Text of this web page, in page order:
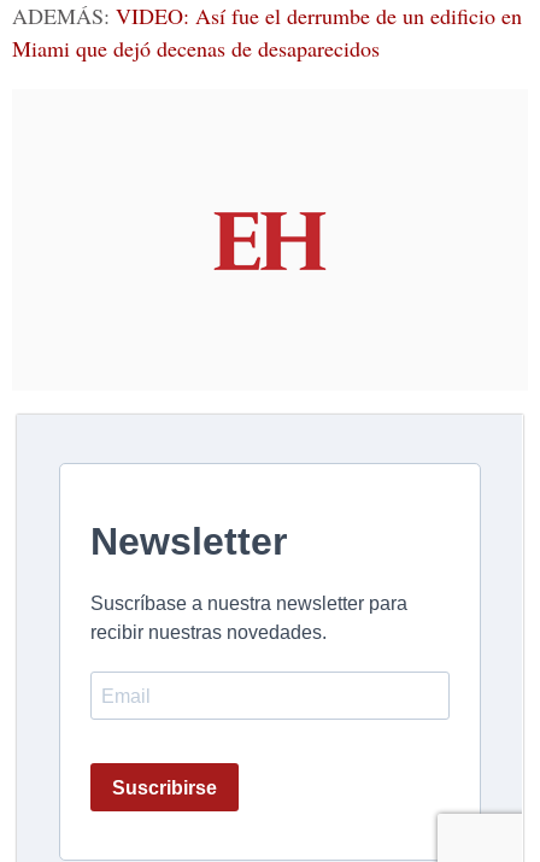
ADEMÁS: VIDEO: Así fue el derrumbe de un edificio en
Miami que dejó decenas de desaparecidos